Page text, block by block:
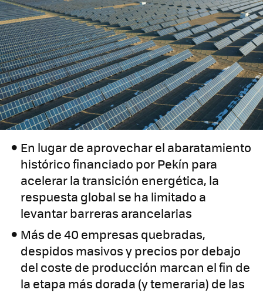
En lugar de aprovechar el abaratamiento
histórico financiado por Pekín para
acelerar la transición energética, la
respuesta global se ha limitado a
levantar barreras arancelarias
Más de 40 empresas quebradas,
despidos masivos y precios por debajo
del coste de producción marcan el fin de
la etapa más dorada (y temeraria) de las